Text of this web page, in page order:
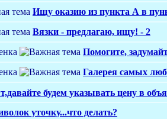
Ищу оказию из пункта А в
Вязки - предлагаю, ищу! - 2
Помогите,
Галерея самых
будем указывать цену в
уточку...что делать?